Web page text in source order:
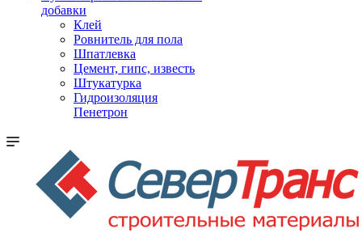
добавки
Клей
Ровнитель для пола
Шпатлевка
Цемент, гипс, известь
Штукатурка
Гидроизоляция
Пенетрон